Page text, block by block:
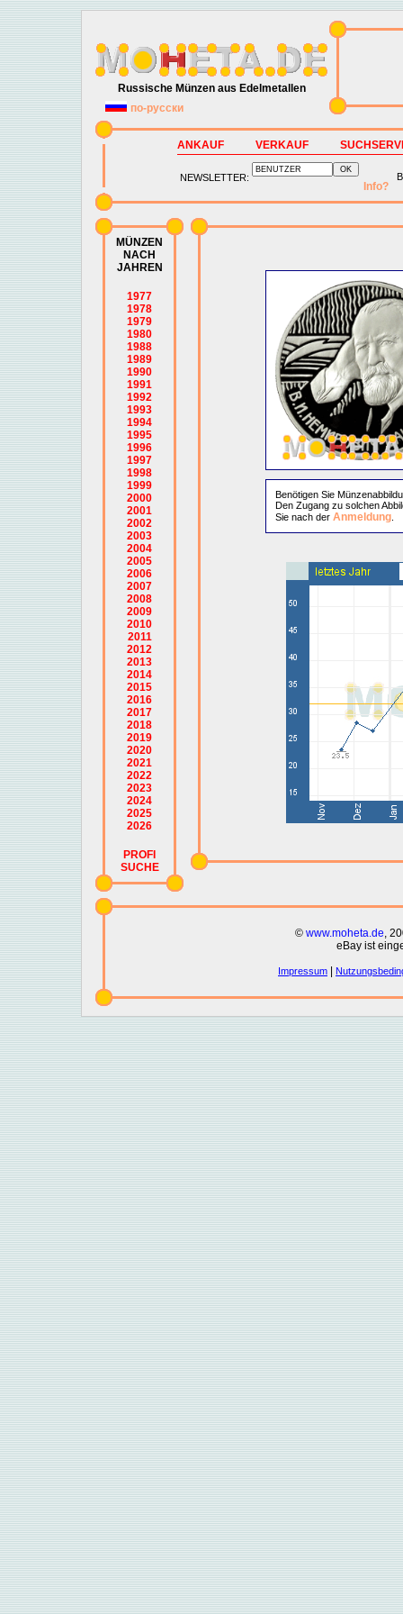
Russische Münzen aus Edelmetallen
по-русски
ANKAUF VERKAUF
NEWSLETTER:
Info?
MÜNZEN
NACH
JAHREN
1977
1978
1979
1980
1988
1989
1990
1991
1992
1993
1994
1995
1996
1997
1998
1999
2000
2001
2002
2003
2004
2005
2006
2007
2008
2009
2010
2011
2012
2013
2014
2015
2016
2017
2018
2019
2020
2021
2022
2023
2024
2025
2026
PROFI
SUCHE
Benötigen Sie
Den Zugang zu solchen
Sie nach der Anmeldung.
© www.moheta.de,
eBay ist
Impressum